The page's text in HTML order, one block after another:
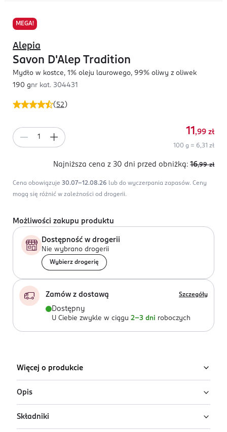
MEGA!
( 52 )
Alepia
Savon D'Alep Tradition
Mydło w kostce, 1% oleju laurowego, 99% oliwy z oliwek
190 gnr kat. 304431
11 ,99 zł
100 g = 6,31 zł
Najniższa cena z 30 dni przed obniżką: 16,99 zł
Cena obowiązuje 30.07-12.08.26 lub do wyczerpania zapasów. Ceny
mogą się różnić w zależności od drogerii.
Możliwości zakupu produktu
Dostępność w drogerii
Nie wybrano drogerii
Wybierz drogerię
Zamów z dostawą Szczegóły
Dostępny
U Ciebie zwykle w ciągu 2-3 dni roboczych
Więcej o produkcie
Opis
Mydło w kostce d'Alep Tradition 190 g
Składniki